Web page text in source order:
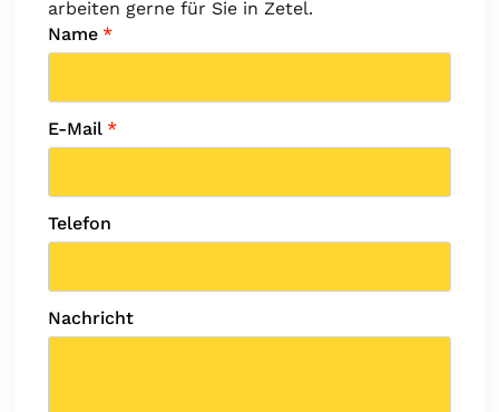
arbeiten gerne für Sie in Zetel.
Name *
E-Mail *
Telefon
Nachricht